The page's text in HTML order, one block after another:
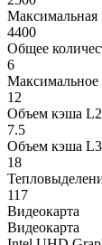
Максимальная
4400
Общее
6
Максимальное
12
Объем кэша
7.5
Объем кэша
18
117
Видеокарта
Видеокарта